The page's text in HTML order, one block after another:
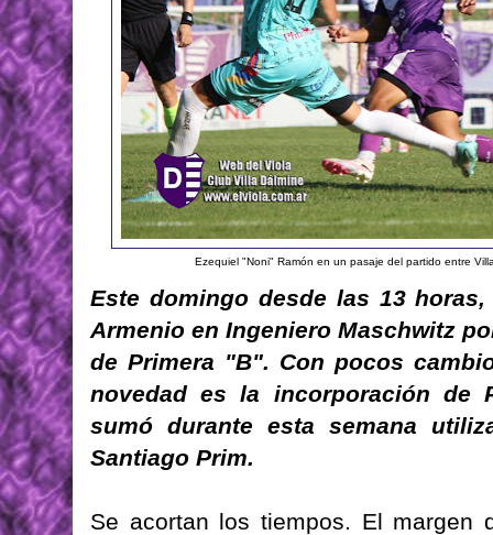
Ezequiel "Noni" Ramón en un pasaje del partido entre
Este domingo desde las 13
Armenio en Ingeniero Maschwitz
de Primera "B". Con pocos
novedad es la incorporación de
sumó durante esta semana
Santiago Prim.
Se acortan los tiempos. El margen